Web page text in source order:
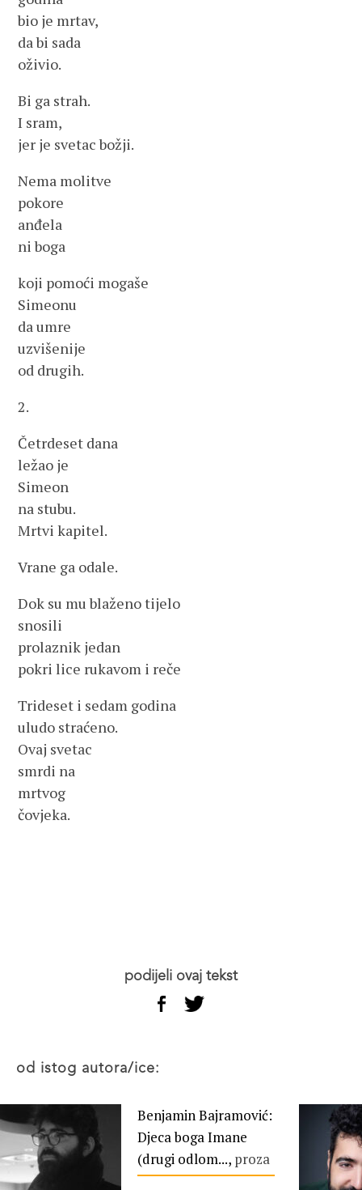
bio je mrtav,
da bi sada
oživio.
Bi ga strah.
I sram,
jer je svetac božji.
Nema molitve
pokore
anđela
ni boga
koji pomoći mogaše
Simeonu
da umre
uzvišenije
od drugih.
2.
Četrdeset dana
ležao je
Simeon
na stubu.
Mrtvi kapitel.
Vrane ga odale.
Dok su mu blaženo tijelo
snosili
prolaznik jedan
pokri lice rukavom i reče
Trideset i sedam godina
uludo straćeno.
Ovaj svetac
smrdi na
mrtvog
čovjeka.
podijeli ovaj tekst
od istog autora/ice:
Benjamin Bajramović:
Djeca boga Imane
(drugi odlom..., proza